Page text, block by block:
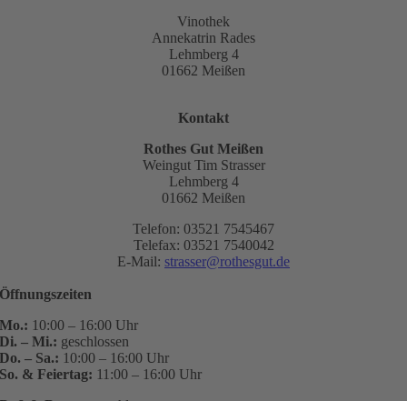
Vinothek
Annekatrin Rades
Lehmberg 4
01662 Meißen
Kontakt
Rothes Gut Meißen
Weingut Tim Strasser
Lehmberg 4
01662 Meißen
Telefon: 03521 7545467
Telefax: 03521 7540042
E-Mail: strasser@rothesgut.de
Öffnungszeiten
Mo.: 10:00 – 16:00 Uhr
Di. – Mi.: geschlossen
Do. – Sa.: 10:00 – 16:00 Uhr
So. & Feiertag: 11:00 – 16:00 Uhr